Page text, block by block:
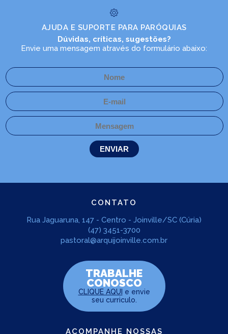
AJUDA E SUPORTE PARA PARÓQUIAS
Dúvidas, críticas, sugestões?
Envie uma mensagem através do formulário abaixo:
CONTATO
Rua Jaguaruna, 147 - Centro - Joinville/SC (Cúria)
(47) 3451-3700
pastoral@arquijoinville.com.br
TRABALHE
CONOSCO
CLIQUE AQUI e envie
seu curriculo.
ACOMPANHE NOSSAS